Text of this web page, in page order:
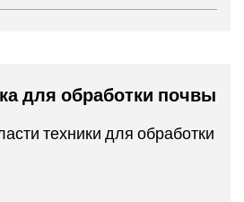
для обработки почвы
техники для обработки